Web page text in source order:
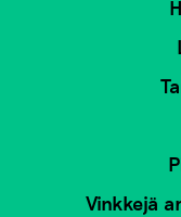
Vinkkejä